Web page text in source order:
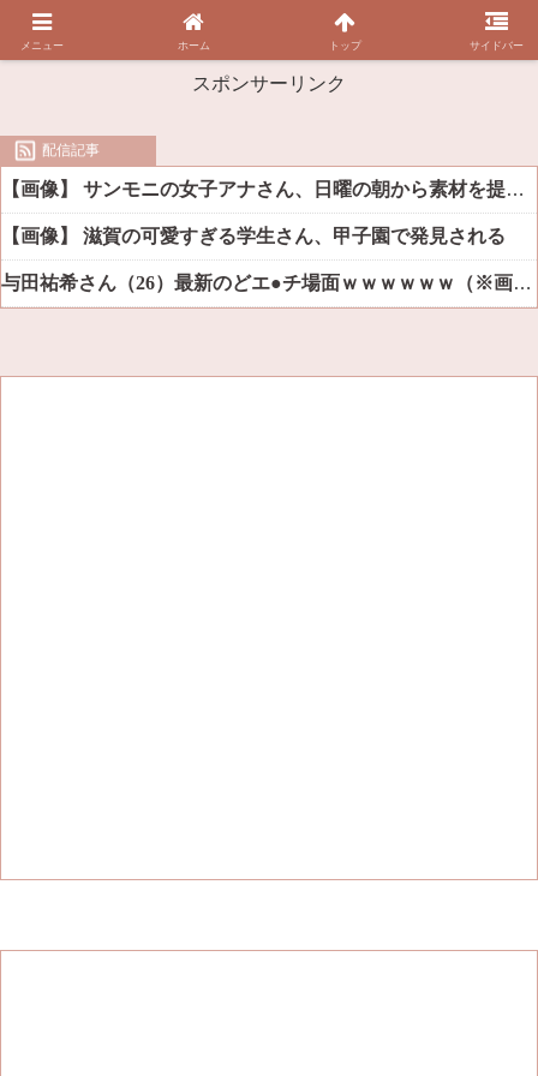
スポンサーリンク
配信記事
【画像】 サンモニの女子アナさん、日曜の朝から素材を提供してしまう
【画像】 滋賀の可愛すぎる学生さん、甲子園で発見される
与田祐希さん（26）最新のどエ●チ場面ｗｗｗｗｗｗ（※画像あり）
メニュー ホーム トップ サイドバー